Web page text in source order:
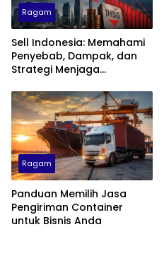
Ragam
Sell Indonesia: Memahami
Penyebab, Dampak, dan
Strategi Menjaga
Ragam
Panduan Memilih Jasa
Pengiriman Container
untuk Bisnis Anda